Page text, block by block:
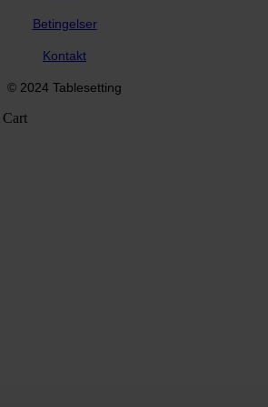
Betingelser
Kontakt
© 2024 Tablesetting
Cart